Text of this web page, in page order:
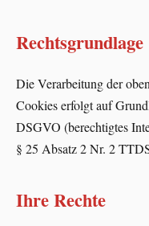
Rechtsgrundlage
Die Verarbeitung der
Cookies erfolgt auf
DSGVO (berechtigtes
§ 25 Absatz 2 Nr. 2
Ihre Rechte